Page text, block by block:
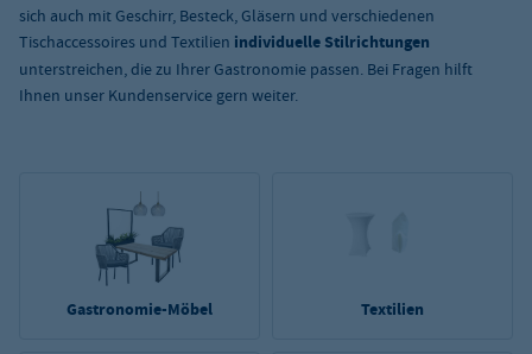
sich auch mit Geschirr, Besteck, Gläsern und verschiedenen
Tischaccessoires und Textilien individuelle Stilrichtungen
unterstreichen, die zu Ihrer Gastronomie passen. Bei Fragen hilft
Ihnen unser Kundenservice gern weiter.
Gastronomie-Möbel Textilien